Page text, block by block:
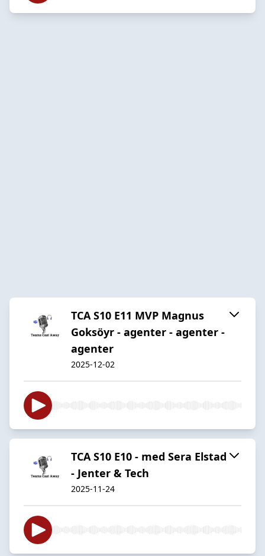
TCA S10 E11 MVP Magnus
Goksöyr - agenter - agenter -
agenter
2025-12-02
TCA S10 E10 - med Sera Elstad
- Jenter & Tech
2025-11-24